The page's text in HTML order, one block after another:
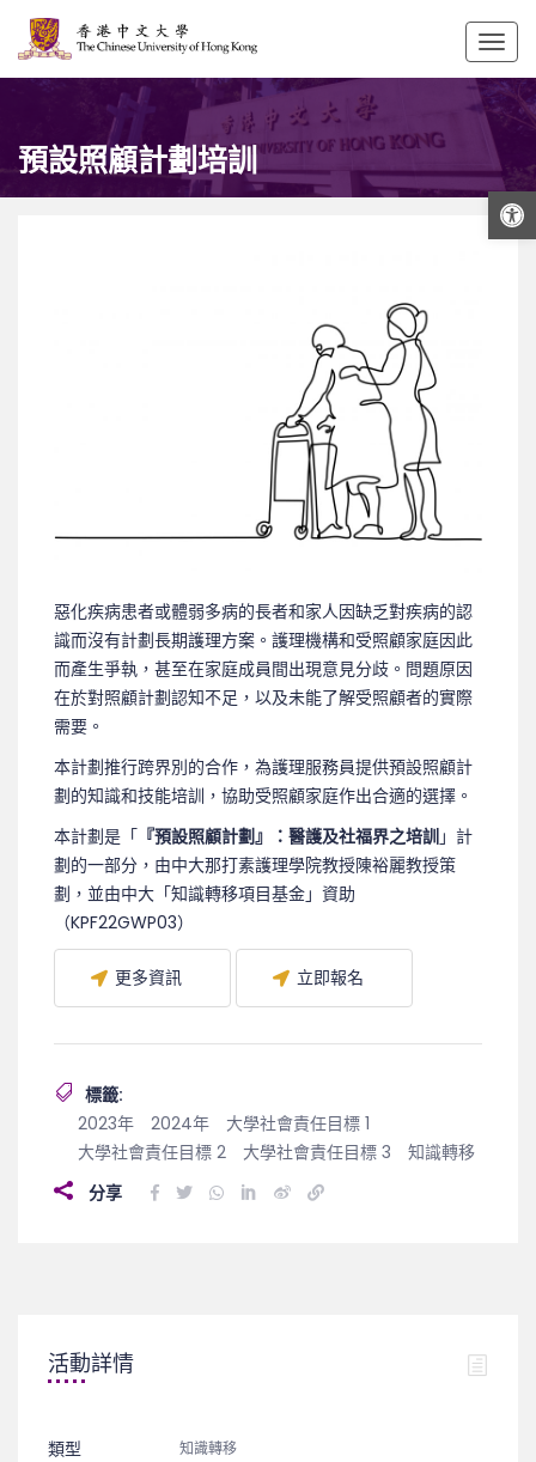
打開工具欄
預設照顧計劃培訓
惡化疾病患者或體弱多病的長者和家人因缺乏對疾病的認
識而沒有計劃長期護理方案。護理機構和受照顧家庭因此
而產生爭執，甚至在家庭成員間出現意見分歧。問題原因
在於對照顧計劃認知不足，以及未能了解受照顧者的實際
需要。
本計劃推行跨界別的合作，為護理服務員提供預設照顧計
劃的知識和技能培訓，協助受照顧家庭作出合適的選擇。
本計劃是「 『預設照顧計劃』：醫護及社福界之培訓」計
劃的一部分，由中大那打素護理學院教授陳裕麗教授策
劃，並由中大「知識轉移項目基金」資助
（KPF22GWP03）
更多資訊 立即報名
標籤:
2023年
2024年
大學社會責任目標 1
大學社會責任目標 2
大學社會責任目標 3
知識轉移
分享
活動詳情
類型 知識轉移